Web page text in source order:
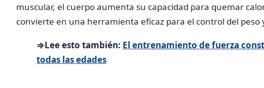
muscular, el cuerpo aumenta su capacidad para quemar
convierte en una herramienta eficaz para el control del peso
⇒Lee esto también: El entrenamiento de fuerza
todas las edades